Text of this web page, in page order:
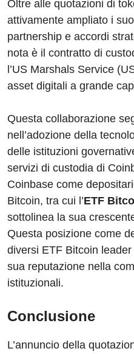
Oltre alle quotazioni di
attivamente ampliato i
partnership e accordi
nota è il contratto di
l’US Marshals Service
asset digitali a grande
Questa collaborazione
nell’adozione della
delle istituzioni
servizi di custodia di
Coinbase come
Bitcoin, tra cui l’ETF
sottolinea la sua
Questa posizione come
diversi ETF Bitcoin
sua reputazione nella
istituzionali.
Conclusione
L’annuncio della